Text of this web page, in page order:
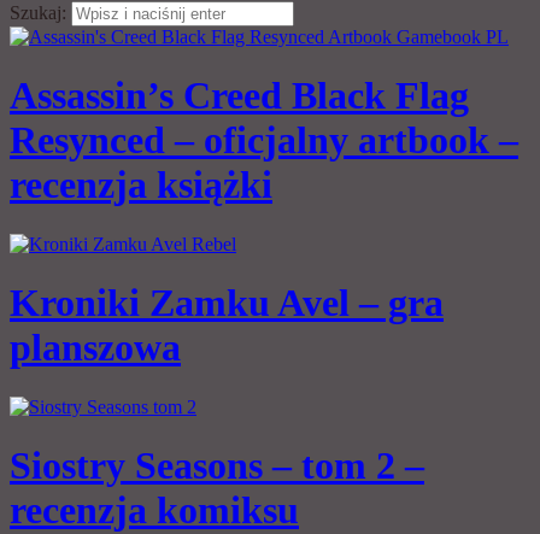
Szukaj:
Assassin’s Creed Black Flag
Resynced – oficjalny artbook –
recenzja książki
Kroniki Zamku Avel – gra
planszowa
Siostry Seasons – tom 2 –
recenzja komiksu